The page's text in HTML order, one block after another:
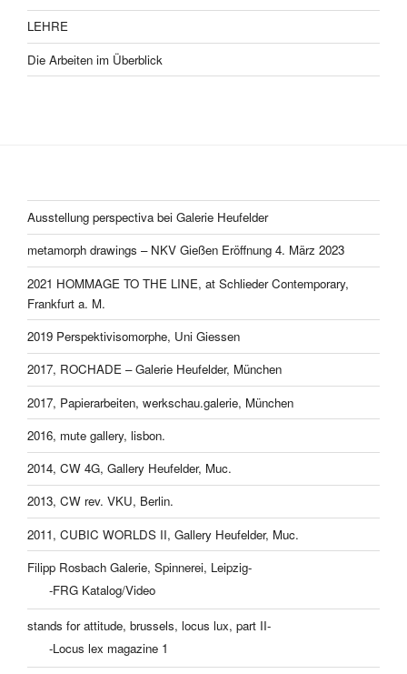
LEHRE
Die Arbeiten im Überblick
Ausstellung perspectiva bei Galerie Heufelder
metamorph drawings – NKV Gießen Eröffnung 4. März 2023
2021 HOMMAGE TO THE LINE, at Schlieder Contemporary,
Frankfurt a. M.
2019 Perspektivisomorphe, Uni Giessen
2017, ROCHADE – Galerie Heufelder, München
2017, Papierarbeiten, werkschau.galerie, München
2016, mute gallery, lisbon.
2014, CW 4G, Gallery Heufelder, Muc.
2013, CW rev. VKU, Berlin.
2011, CUBIC WORLDS II, Gallery Heufelder, Muc.
Filipp Rosbach Galerie, Spinnerei, Leipzig-
-FRG Katalog/Video
stands for attitude, brussels, locus lux, part II-
-Locus lex magazine 1